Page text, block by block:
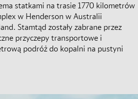
statkami na trasie 1770 kilometrów
w Henderson w Australii
Stamtąd zostały zabrane przez
przyczepy transportowe i
podróż do kopalni na pustyni